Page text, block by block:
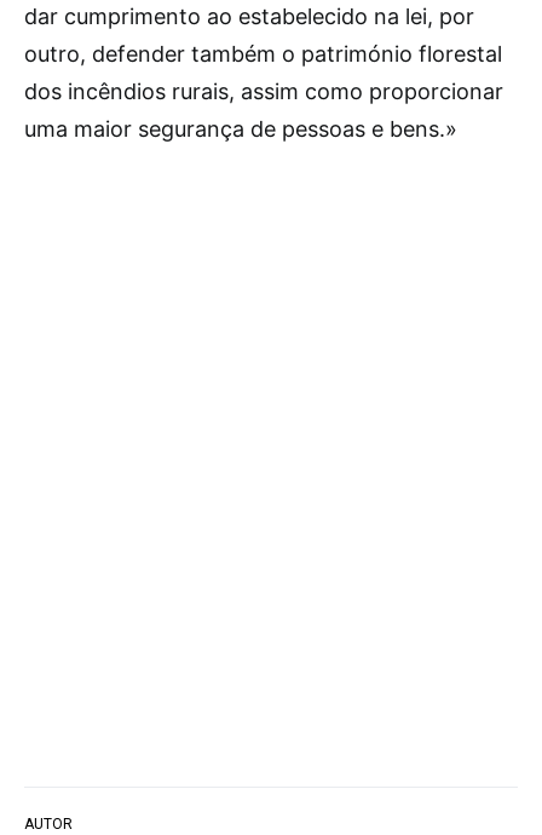
AUTOR
dar cumprimento ao estabelecido na lei, por
outro, defender também o património florestal
dos incêndios rurais, assim como proporcionar
uma maior segurança de pessoas e bens.»